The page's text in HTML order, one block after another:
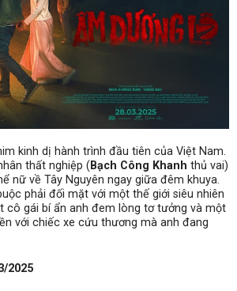
kinh dị hành trình đầu tiên của Việt Nam.
thất nghiệp (Bạch Công Khanh thủ vai)
nữ về Tây Nguyên ngay giữa đêm khuya.
phải đối mặt với một thế giới siêu nhiên
cô gái bí ẩn anh đem lòng tơ tưởng và một
với chiếc xe cứu thương mà anh đang
2025